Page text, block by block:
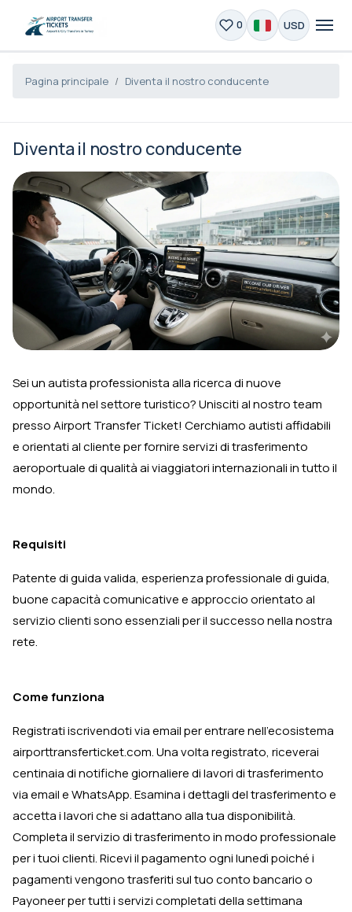
0 USD
Pagina principale Diventa il nostro conducente
Diventa il nostro conducente
Sei un autista professionista alla ricerca di nuove
opportunità nel settore turistico? Unisciti al nostro team
presso Airport Transfer Ticket! Cerchiamo autisti affidabili
e orientati al cliente per fornire servizi di trasferimento
aeroportuale di qualità ai viaggiatori internazionali in tutto il
mondo.
Requisiti
Patente di guida valida, esperienza professionale di guida,
buone capacità comunicative e approccio orientato al
servizio clienti sono essenziali per il successo nella nostra
rete.
Come funziona
Registrati iscrivendoti via email per entrare nell'ecosistema
airporttransferticket.com. Una volta registrato, riceverai
centinaia di notifiche giornaliere di lavori di trasferimento
via email e WhatsApp. Esamina i dettagli del trasferimento e
accetta i lavori che si adattano alla tua disponibilità.
Completa il servizio di trasferimento in modo professionale
per i tuoi clienti. Ricevi il pagamento ogni lunedì poiché i
pagamenti vengono trasferiti sul tuo conto bancario o
Payoneer per tutti i servizi completati della settimana